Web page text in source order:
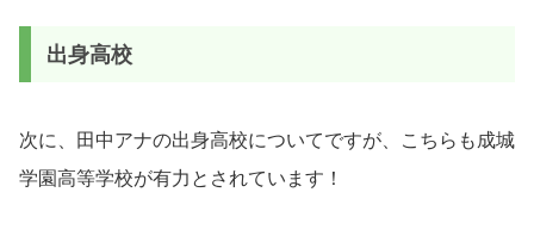
出身高校
次に、田中アナの出身高校についてですが、こちらも成城
学園高等学校が有力とされています！